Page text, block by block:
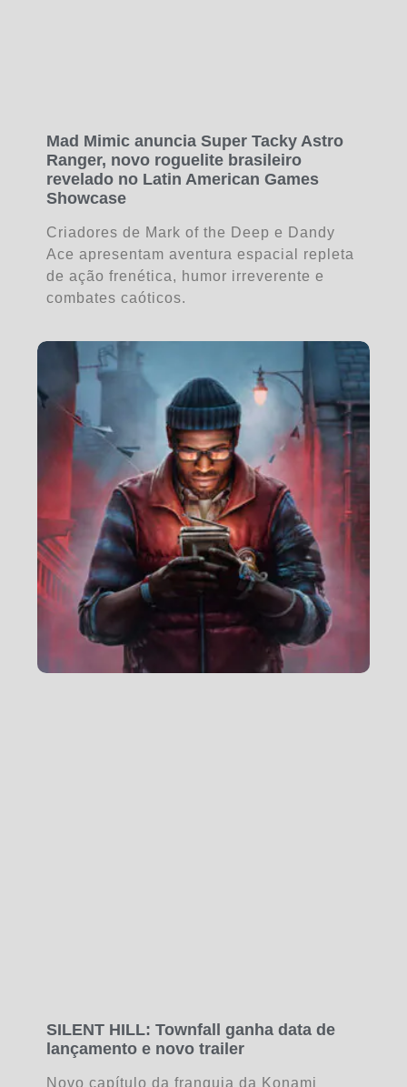
Mad Mimic anuncia Super Tacky Astro
Ranger, novo roguelite brasileiro
revelado no Latin American Games
Showcase
Criadores de Mark of the Deep e Dandy
Ace apresentam aventura espacial repleta
de ação frenética, humor irreverente e
combates caóticos.
SILENT HILL: Townfall ganha data de
lançamento e novo trailer
Novo capítulo da franquia da Konami